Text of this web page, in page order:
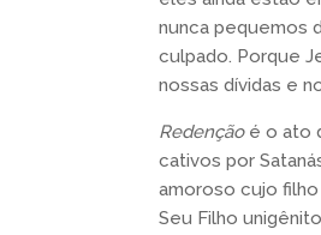
nunca pequemos
culpado. Porque
nossas dívidas e
Redençãoé o ato
cativos por
amoroso cujo
Seu Filho